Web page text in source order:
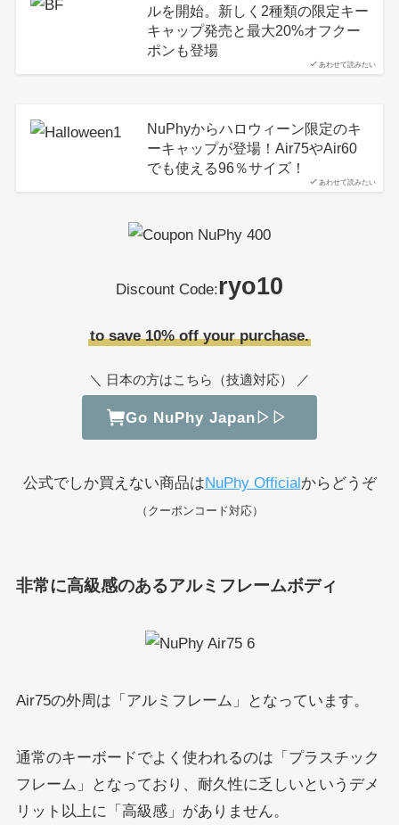
あわせて読みたい
ルを開始。新しく2種類の限定キー
キャップ発売と最大20%オフクー
ポンも登場
あわせて読みたい
NuPhyからハロウィーン限定のキ
ーキャップが登場！Air75やAir60
でも使える96％サイズ！
Discount Code:ryo10
to save 10% off your purchase.
＼ 日本の方はこちら（技適対応） ／
Go NuPhy Japan▷▷
公式でしか買えない商品はNuPhy Official からどうぞ
（クーポンコード対応）
非常に高級感のあるアルミフレームボディ
Air75の外周は「アルミフレーム」となっています。
通常のキーボードでよく使われるのは「プラスチック
フレーム」となっており、耐久性に乏しいというデメ
リット以上に「高級感」がありません。